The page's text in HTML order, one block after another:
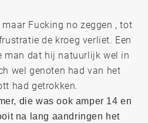
Fucking no zeggen , tot
de kroeg verliet. Een
man dat hij natuurlijk wel in
wel genoten had van het
had getrokken.
die was ook amper 14 en
na lang aandringen het